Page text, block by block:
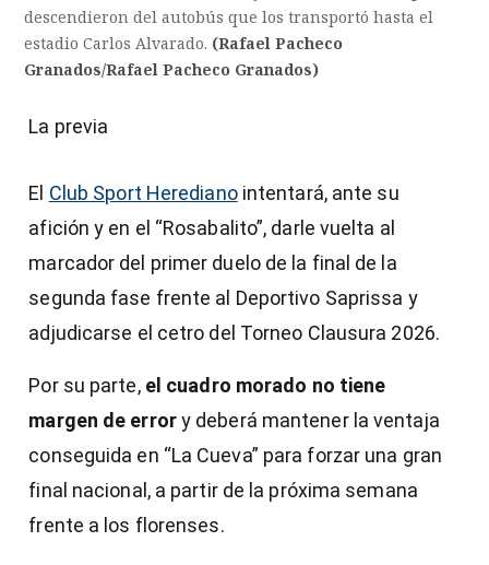
descendieron del autobús que los transportó hasta el
estadio Carlos Alvarado. (Rafael Pacheco
Granados/Rafael Pacheco Granados)
La previa
El Club Sport Heredianointentará, ante su
afición y en el “Rosabalito”, darle vuelta al
marcador del primer duelo de la final de la
segunda fase frente al Deportivo Saprissa y
adjudicarse el cetro del Torneo Clausura 2026.
Por su parte,el cuadro morado no tiene
margen de errory deberá mantener la ventaja
conseguida en “La Cueva” para forzar una gran
final nacional, a partir de la próxima semana
frente a los florenses.